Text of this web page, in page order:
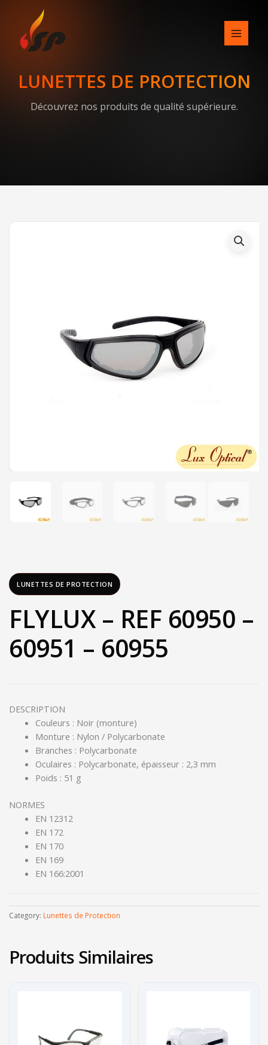
content
LUNETTES DE PROTECTION
Découvrez nos produits de qualité supérieure.
LUNETTES DE PROTECTION
FLYLUX – REF 60950 –
60951 – 60955
DESCRIPTION
Couleurs : Noir (monture)
Monture : Nylon / Polycarbonate
Branches : Polycarbonate
Oculaires : Polycarbonate, épaisseur : 2,3 mm
Poids : 51 g
NORMES
EN 12312
EN 172
EN 170
EN 169
EN 166:2001
Category: Lunettes de Protection
Produits Similaires